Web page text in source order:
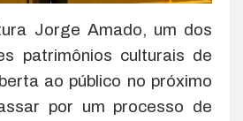
Jorge Amado, um dos
patrimônios culturais de
ao público no próximo
por um processo de